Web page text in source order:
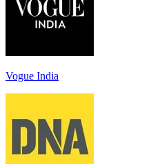
Vogue India